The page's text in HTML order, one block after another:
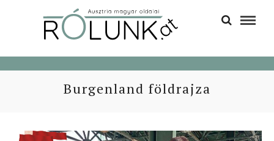
Burgenland földrajza